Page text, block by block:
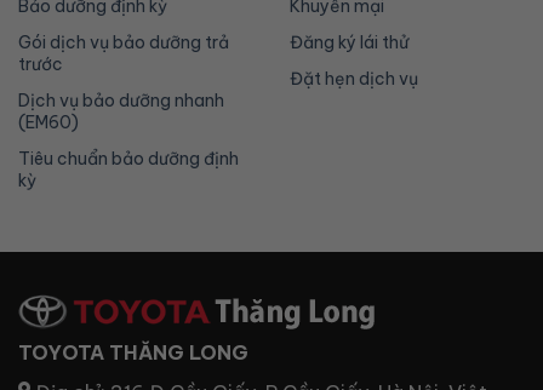
Bảo dưỡng định kỳ
Gói dịch vụ bảo dưỡng trả
trước
Dịch vụ bảo dưỡng nhanh
(EM60)
Tiêu chuẩn bảo dưỡng định
kỳ
Khuyến mại
Đăng ký lái thử
Đặt hẹn dịch vụ
TOYOTA THĂNG LONG